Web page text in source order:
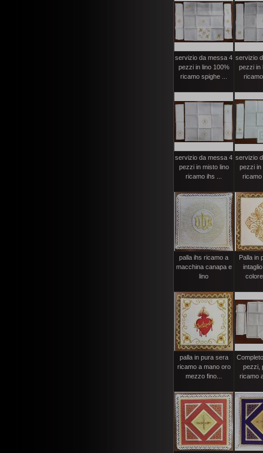
servizio da messa 4
pezzi in lino 100%
ricamo spighe ...
servizio
pezzi in
servizio da messa 4
pezzi in misto lino
ricamo ihs ...
servizio
pezzi in
ricamo
palla ihs ricamo a
macchina canapa e
lino
Palla in
palla in pura sera
ricamo a mano oro
mezzo fino...
pezzi,
ricamo